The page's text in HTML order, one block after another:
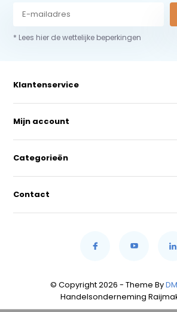
* Lees hier de wettelijke beperkingen
Klantenservice
Mijn account
Categorieën
Contact
© Copyright 2026 - Theme By
Handelsonderneming